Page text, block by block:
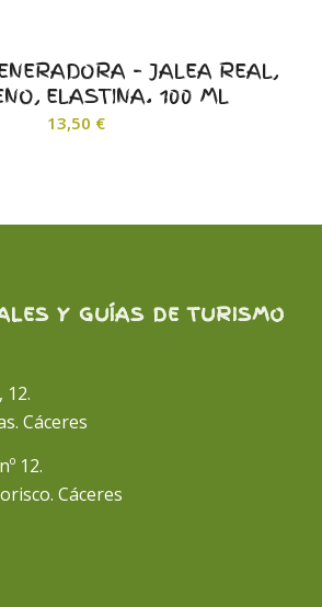
– JALEA REAL,
ELASTINA. 100 ML
13,50 €
Y GUÍAS DE TURISMO
12.
Cáceres
12.
Cáceres